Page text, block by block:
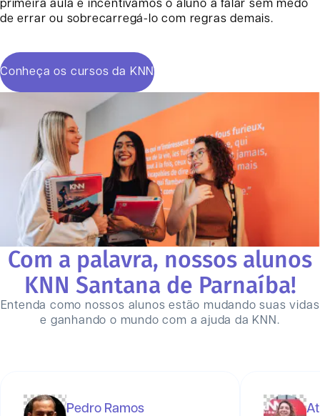
primeira aula e incentivamos o aluno a falar sem medo
de errar ou sobrecarregá-lo com regras demais.
Conheça os cursos da KNN
Com a palavra, nossos alunos
KNN Santana de Parnaíba!
Entenda como nossos alunos estão mudando suas vidas
e ganhando o mundo com a ajuda da KNN.
Pedro Ramos